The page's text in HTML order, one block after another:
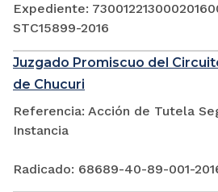
Expediente:
STC15899-2016
Juzgado Promiscuo del
de Chucuri
Referencia: Acción de Tutela
Instancia
Radicado: 68689-40-89-001-